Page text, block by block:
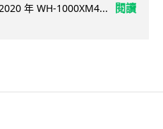
年 WH-1000XM4...
閱讀